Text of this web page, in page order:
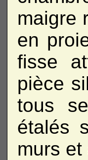
maigre
en
fisse
pièce
tous
étalés
murs et